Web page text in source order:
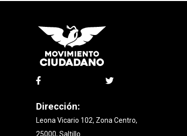
Dirección:
Leona Vicario 102, Zona Centro,
25000, Saltillo